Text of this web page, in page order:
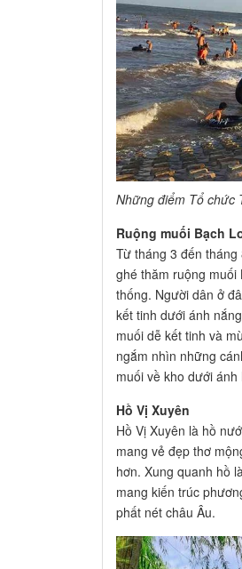
Những điểm Tổ chức
Ruộng muối Bạch
Từ tháng 3 đến
ghé thăm ruộng muối
thống. Người dân ở
kết tinh dưới ánh
muối dễ kết tinh và
ngắm nhìn những
muối về kho dưới ánh
Hồ Vị Xuyên
Hồ Vị Xuyên là hồ
mang vẻ đẹp thơ
hơn. Xung quanh hồ
mang kiến trúc
phất nét châu Âu.